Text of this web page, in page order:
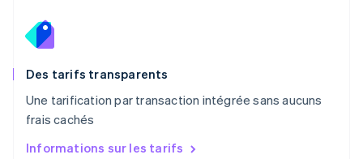
Des tarifs transparents
Une tarification par transaction intégrée sans aucuns
frais cachés
Informations sur les tarifs
Pays-Bas
Nederlands
English
PortuguêsEnglish
R.A.S. de Hong Kong, Chine
English